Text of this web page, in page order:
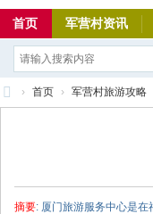
首页 军营村资讯
› 首页 › 军营村旅游攻略
摘要: 厦门旅游服务中心是